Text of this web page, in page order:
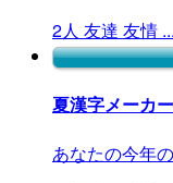
2人 友達 友情 ...
夏漢字メーカ
あなたの今年